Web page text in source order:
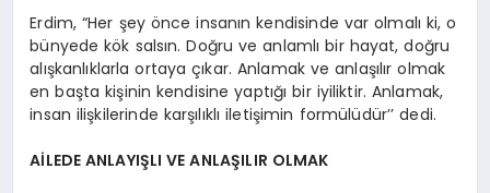
Erdim, “Her şey önce insanın kendisinde var olmalı ki, o
bünyede kök salsın. Doğru ve anlamlı bir hayat, doğru
alışkanlıklarla ortaya çıkar. Anlamak ve anlaşılır olmak
en başta kişinin kendisine yaptığı bir iyiliktir. Anlamak,
insan ilişkilerinde karşılıklı iletişimin formülüdür’’ dedi.
AİLEDE ANLAYIŞLI VE ANLAŞILIR OLMAK